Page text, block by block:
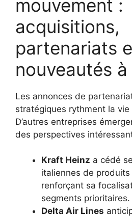
mouvement :
acquisitions,
partenariats
nouveautés
Les annonces de
stratégiques rythment la vie
D’autres entreprises
des perspectives
Kraft Heinz a cédé
italiennes de
renforçant sa
segments prioritaires.
Delta Air Lines